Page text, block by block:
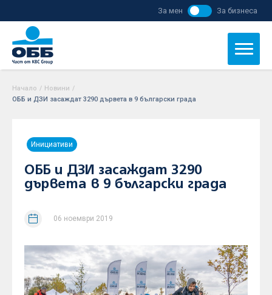
За мен За бизнеса
Начало / Новини /
ОББ и ДЗИ засаждат 3290 дървета в 9 български града
Инициативи
ОББ и ДЗИ засаждат 3290
дървета в 9 български града
06 ноември 2019